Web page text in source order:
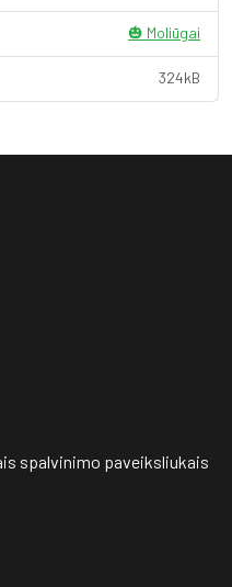
🎃 Moliūgai
324kB
spalvinimo paveiksliukais